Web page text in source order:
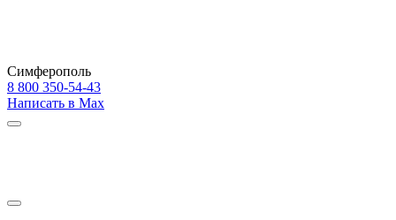
Симферополь
8 800 350-54-43
Написать в Max